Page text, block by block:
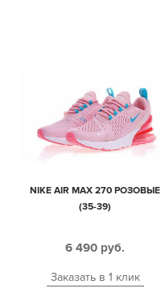
NIKE AIR MAX 270 РОЗОВЫЕ
(35-39)
6 490 руб.
Заказать в 1 клик